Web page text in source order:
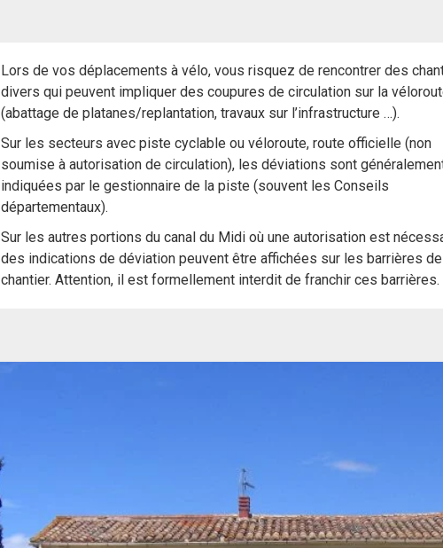
Lors de vos déplacements à vélo, vous risquez de rencontrer des
divers qui peuvent impliquer des coupures de circulation sur la
(abattage de platanes/replantation, travaux sur l’infrastructure …).
Sur les secteurs avec piste cyclable ou véloroute, route officielle (non
soumise à autorisation de circulation), les déviations sont
indiquées par le gestionnaire de la piste (souvent les Conseils
départementaux).
Sur les autres portions du canal du Midi où une autorisation est
des indications de déviation peuvent être affichées sur les barrières de
chantier. Attention, il est formellement interdit de franchir ces barrières.